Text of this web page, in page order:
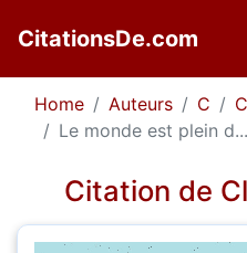
CitationsDe.com
Home Auteurs C
Le monde est plein d...
Citation de